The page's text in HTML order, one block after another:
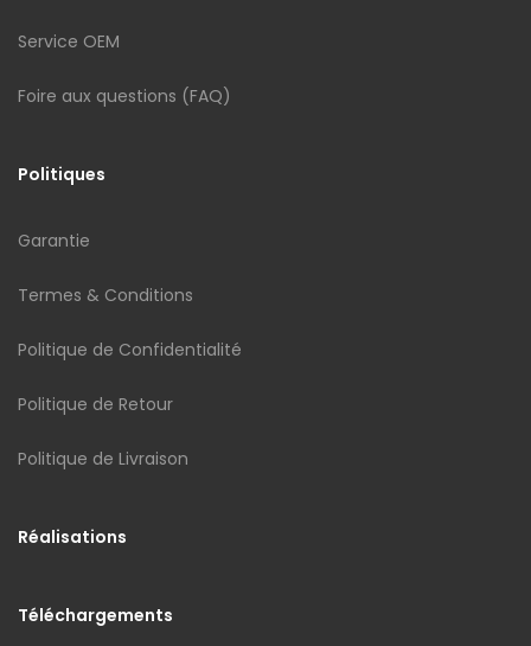
Service OEM
Foire aux questions (FAQ)
Politiques
Garantie
Termes & Conditions
Politique de Confidentialité
Politique de Retour
Politique de Livraison
Réalisations
Téléchargements